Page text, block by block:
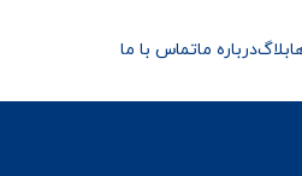
بلاگدرباره ماتماس با ما